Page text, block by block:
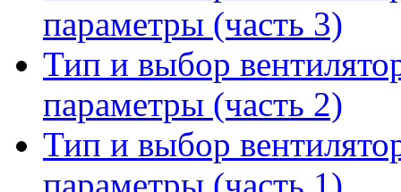
параметры (часть 3)
Тип и выбор
параметры (часть 2)
Тип и выбор
параметры (часть 1)